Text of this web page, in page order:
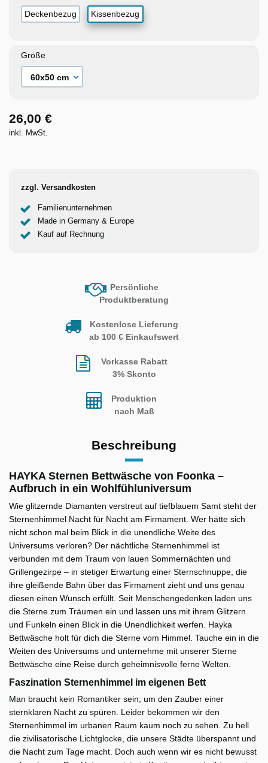
Deckenbezug Kissenbezug
Größe
26,00 €
inkl. MwSt.
zzgl. Versandkosten
Familienunternehmen
Made in Germany & Europe
Kauf auf Rechnung
Persönliche
Produktberatung
Kostenlose Lieferung
ab 100 € Einkaufswert
Vorkasse Rabatt
3% Skonto
Produktion
nach Maß
Beschreibung
HAYKA Sternen Bettwäsche von Foonka –
Aufbruch in ein Wohlfühluniversum
Wie glitzernde Diamanten verstreut auf tiefblauem Samt steht der
Sternenhimmel Nacht für Nacht am Firmament. Wer hätte sich
nicht schon mal beim Blick in die unendliche Weite des
Universums verloren? Der nächtliche Sternenhimmel ist
verbunden mit dem Traum von lauen Sommernächten und
Grillengezirpe – in stetiger Erwartung einer Sternschnuppe, die
ihre gleißende Bahn über das Firmament zieht und uns genau
diesen einen Wunsch erfüllt. Seit Menschengedenken laden uns
die Sterne zum Träumen ein und lassen uns mit ihrem Glitzern
und Funkeln einen Blick in die Unendlichkeit werfen. Hayka
Bettwäsche holt für dich die Sterne vom Himmel. Tauche ein in die
Weiten des Universums und unternehme mit unserer Sterne
Bettwäsche eine Reise durch geheimnisvolle ferne Welten.
Faszination Sternenhimmel im eigenen Bett
Man braucht kein Romantiker sein, um den Zauber einer
sternklaren Nacht zu spüren. Leider bekommen wir den
Sternenhimmel im urbanen Raum kaum noch zu sehen. Zu hell
die zivilisatorische Lichtglocke, die unsere Städte überspannt und
die Nacht zum Tage macht. Doch auch wenn wir es nicht bewusst